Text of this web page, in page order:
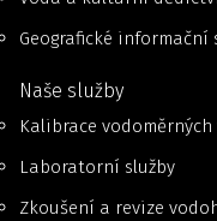
Geografické
Naše služby
Kalibrace
Laboratorní služby
Zkoušení a revize